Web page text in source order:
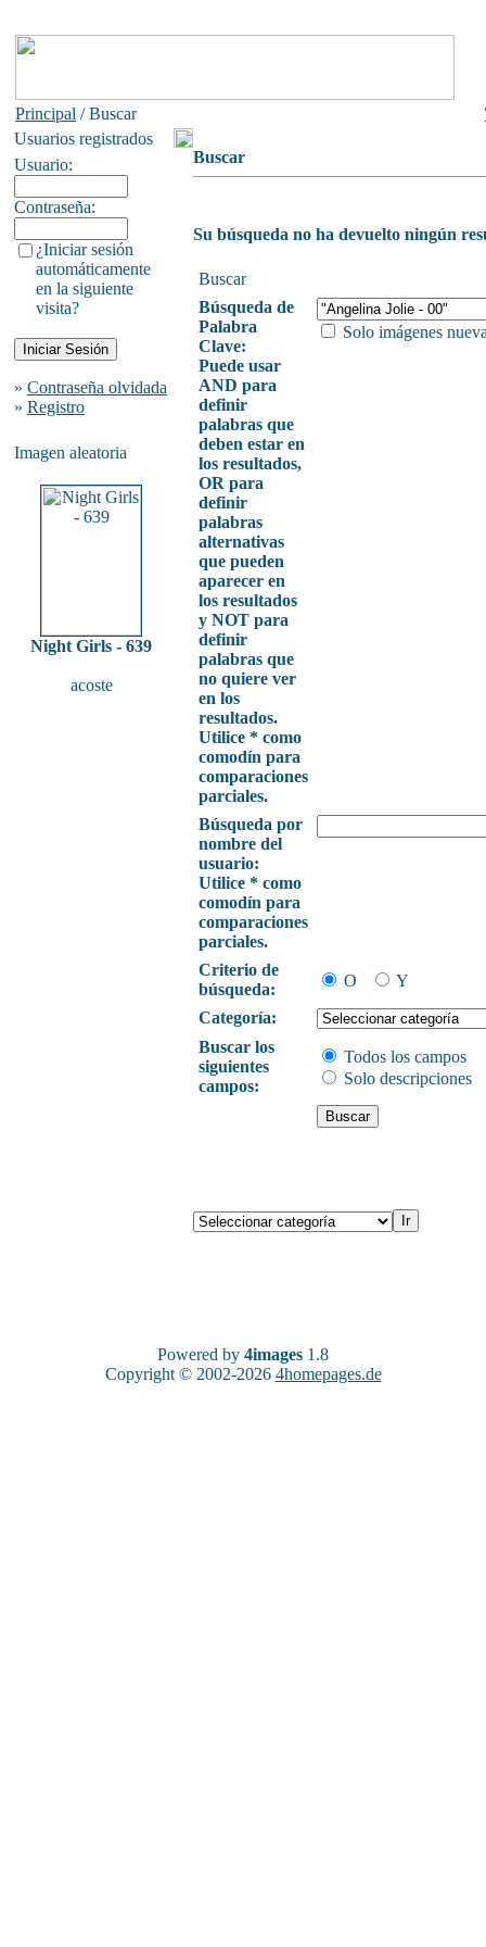
Principal / Buscar
Usuarios registrados
Usuario:
Contraseña:
¿Iniciar sesión
automáticamente
en la siguiente
visita?
» Contraseña olvidada
» Registro
Imagen aleatoria
Night Girls - 639
acoste
Buscar
Su búsqueda no ha devuelto ningún
Buscar
Búsqueda de
Palabra
Clave:
Puede usar
AND para
definir
palabras que
deben estar en
los resultados,
OR para
definir
palabras
alternativas
que pueden
aparecer en
los resultados
y NOT para
definir
palabras que
no quiere ver
en los
resultados.
Utilice * como
comodín para
comparaciones
parciales.
Solo imágenes
Búsqueda por
nombre del
usuario:
Utilice * como
comodín para
comparaciones
parciales.
Criterio de
búsqueda:
O
Y
Categoría:
Buscar los
siguientes
campos:
Todos los campos
Solo descripciones
Powered by 4images 1.8
Copyright © 2002-2026 4homepages.de